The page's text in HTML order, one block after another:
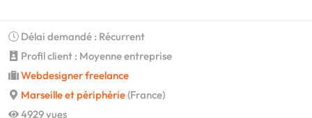
Délai demandé : Récurrent
Profil client : Moyenne entreprise
Webdesigner freelance
Marseille et périphérie(France)
4929 vues